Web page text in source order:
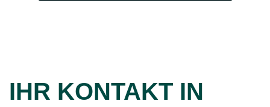
IHR KONTAKT IN